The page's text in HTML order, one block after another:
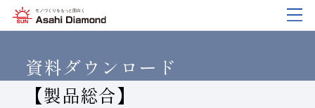
企業情報
製品紹介
技術情報
研究開発
サステナビリティ
IR情報
資料ダウンロード
【製品総合】